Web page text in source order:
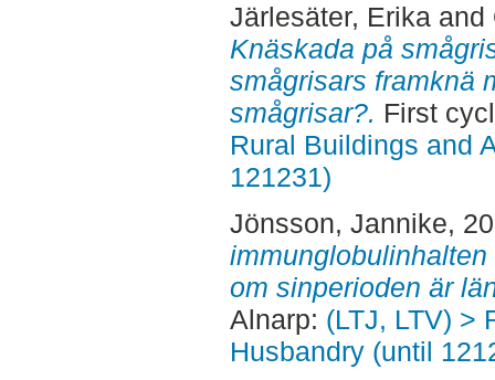
Järlesäter, Erikaand
Knäskada på
smågrisars framknä
smågrisar?. First
Rural Buildings and
121231)
Jönsson, Jannike,
om sinperioden är
Alnarp: (LTJ, LTV) >
Husbandry (until